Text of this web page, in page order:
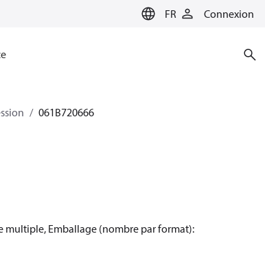
FR Connexion
061B720666
multiple, Emballage (nombre par format):